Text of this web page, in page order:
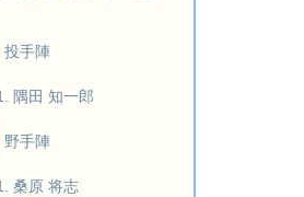
投手陣
隅田 知一郎
野手陣
桑原 将志